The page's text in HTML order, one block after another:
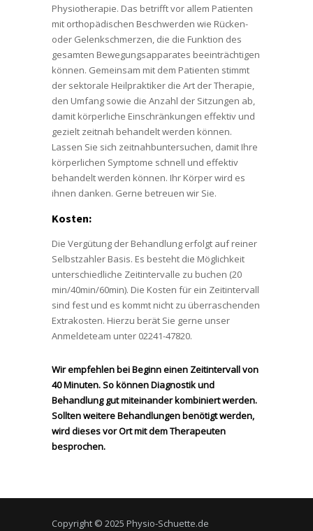
Physiotherapie. Das betrifft vor allem Patienten
mit orthopädischen Beschwerden wie Rücken-
oder Gelenkschmerzen, die die Funktion des
gesamten Bewegungsapparates beeinträchtigen
können. Gemeinsam mit dem Patienten stimmt
der sektorale Heilpraktiker die Art der Therapie,
den Umfang sowie die Anzahl der Sitzungen ab,
damit körperliche Einschränkungen effektiv und
gezielt zeitnah behandelt werden können.
Lassen Sie sich zeitnahbuntersuchen, damit Ihre
körperlichen Symptome schnell und effektiv
behandelt werden können. Ihr Körper wird es
ihnen danken. Gerne betreuen wir Sie.
Kosten:
Die Vergütung der Behandlung erfolgt auf reiner
Selbstzahler Basis. Es besteht die Möglichkeit
unterschiedliche Zeitintervalle zu buchen (20
min/40min/60min). Die Kosten für ein Zeitintervall
sind fest und es kommt nicht zu überraschenden
Extrakosten. Hierzu berät Sie gerne unser
Anmeldeteam unter 02241-47820.
Wir empfehlen bei Beginn einen Zeitintervall von
40 Minuten. So können Diagnostik und
Behandlung gut miteinander kombiniert werden.
Sollten weitere Behandlungen benötigt werden,
wird dieses vor Ort mit dem Therapeuten
besprochen.
Copyright © 2025 Physio-Schuette.de